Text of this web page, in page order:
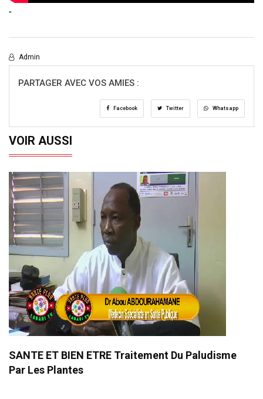
"
Admin
PARTAGER AVEC VOS AMIES :
Facebook Twitter Whatsapp
VOIR AUSSI
SANTE ET BIEN ETRE Traitement Du Paludisme
Par Les Plantes